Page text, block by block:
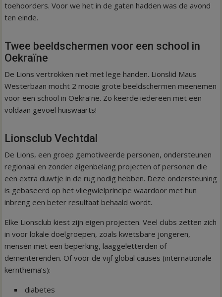
toehoorders. Voor we het in de gaten hadden was de avond
ten einde.
Twee beeldschermen voor een school in
Oekraïne
De Lions vertrokken niet met lege handen. Lionslid Maus
Westerbaan mocht 2 mooie grote beeldschermen meenemen
voor een school in Oekraïne. Zo keerde iedereen met een
voldaan gevoel huiswaarts!
Lionsclub Vechtdal
De Lions, een groep gemotiveerde personen, ondersteunen
regionaal en zonder eigenbelang projecten of personen die
een extra duwtje in de rug nodig hebben. Deze ondersteuning
is gebaseerd op het vliegwielprincipe waardoor met hun
inbreng een beter resultaat behaald wordt.
Elke Lionsclub kiest zijn eigen projecten. Veel clubs zetten zich
in voor lokale doelgroepen, zoals kwetsbare jongeren,
mensen met een beperking, laaggeletterden of
dementerenden. Of voor de vijf global causes (internationale
kernthema’s):
diabetes